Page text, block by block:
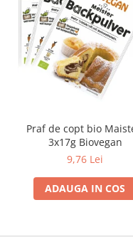
Praf de copt bio
3x17g Biovegan
9,76 Lei
ADAUGA IN COS